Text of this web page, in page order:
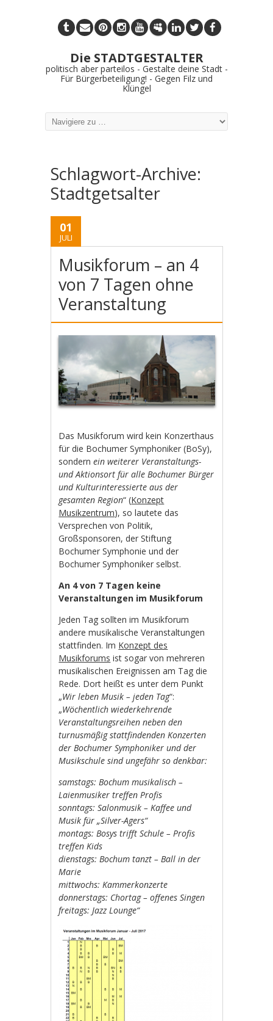
Die STADTGESTALTER
politisch aber parteilos - Gestalte deine Stadt -
Für Bürgerbeteiligung! - Gegen Filz und
Klüngel
Schlagwort-Archive:
Stadtgetsalter
01
JULI
Musikforum – an 4
von 7 Tagen ohne
Veranstaltung
Das Musikforum wird kein Konzerthaus
für die Bochumer Symphoniker (BoSy),
sondernein weiterer Veranstaltungs-
und Aktionsort für alle Bochumer Bürger
und Kulturinteressierte aus der
gesamten Region“ (Konzept
Musikzentrum), so lautete das
Versprechen von Politik,
Großsponsoren, der Stiftung
Bochumer Symphonie und der
Bochumer Symphoniker selbst.
An 4 von 7 Tagen keine
Veranstaltungen im Musikforum
Jeden Tag sollten im Musikforum
andere musikalische Veranstaltungen
stattfinden. Im Konzept des
Musikforums ist sogar von mehreren
musikalischen Ereignissen am Tag die
Rede. Dort heißt es unter dem Punkt
„Wir leben Musik – jeden Tag“:
„Wöchentlich wiederkehrende
Veranstaltungsreihen neben den
turnusmäßig stattfindenden Konzerten
der Bochumer Symphoniker und der
Musikschule sind ungefähr so denkbar:
samstags: Bochum musikalisch –
Laienmusiker treffen Profis
sonntags: Salonmusik – Kaffee und
Musik für „Silver-Agers“
montags: Bosys trifft Schule – Profis
treffen Kids
dienstags: Bochum tanzt – Ball in der
Marie
mittwochs: Kammerkonzerte
donnerstags: Chortag – offenes Singen
freitags: Jazz Lounge“